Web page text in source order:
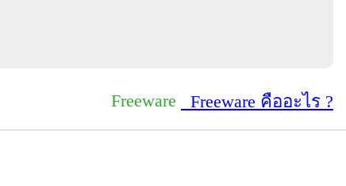
Freeware Freeware คืออะไร ?